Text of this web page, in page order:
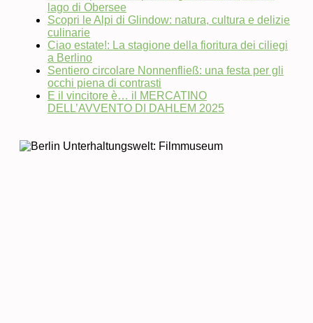
lago di Obersee
Scopri le Alpi di Glindow: natura, cultura e delizie
culinarie
Ciao estate!: La stagione della fioritura dei ciliegi
a Berlino
Sentiero circolare Nonnenfließ: una festa per gli
occhi piena di contrasti
E il vincitore è… il MERCATINO
DELL’AVVENTO DI DAHLEM 2025